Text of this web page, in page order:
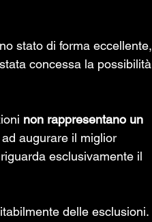
stato di forma eccellente,
concessa la possibilità
non rappresentano un
augurare il miglior
esclusivamente il
delle esclusioni.